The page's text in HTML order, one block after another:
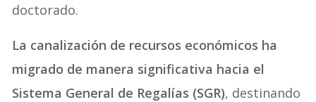
doctorado.
La canalización de recursos económicos ha
migrado de manera significativa hacia el
Sistema General de Regalías (SGR), destinando